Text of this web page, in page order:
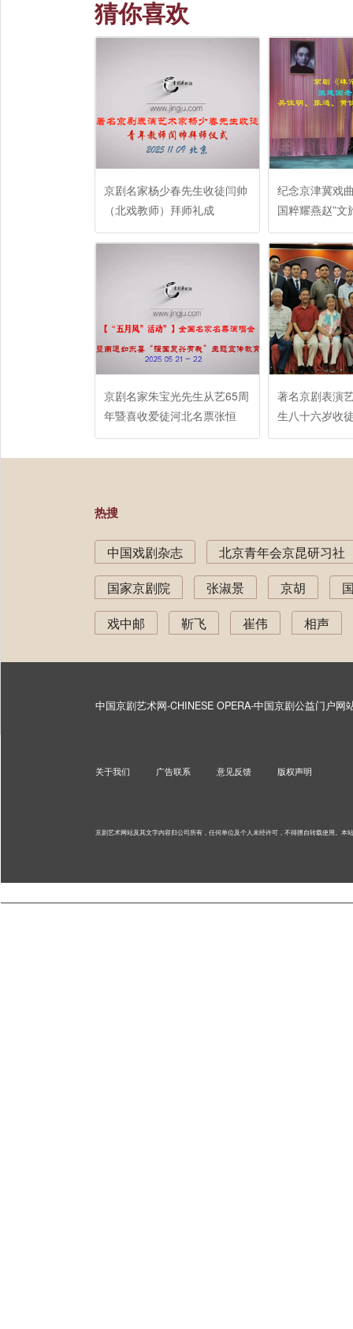
猜你喜欢
京剧名家杨少春先生收徒闫帅
（北戏教师）拜师礼成
纪念京津冀戏
国粹耀燕赵”文
动暨纪念奚啸
周年演唱会
京剧名家朱宝光先生从艺65周
年暨喜收爱徒河北名票张恒
著名京剧表演
生八十六岁收
义、王好强、
热搜
中国戏剧杂志
北京青年会京昆研习社
国家京剧院
张淑景 京胡
戏中邮
靳飞 崔伟 相声
中国京剧艺术网-CHINESE OPERA-中国京剧公益门户网
关于我们 广告联系 意见反馈 版权声明
京剧艺术网站及其文字内容归公司所有，任何单位及个人未经许可，不得擅自转载使用。 本